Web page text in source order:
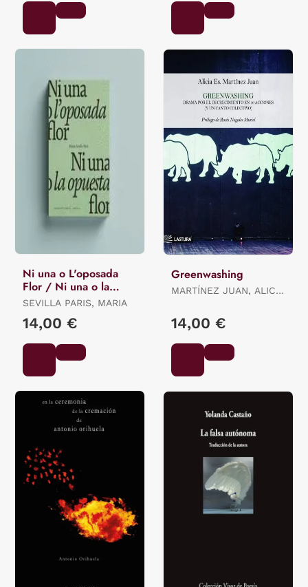
Ni una o L'oposada
Flor / Ni una o la
Opuesta Flor.
SEVILLA PARIS, MARIA
14,00 €
Greenwashing
MARTÍNEZ JUAN, ALICIA
14,00 €